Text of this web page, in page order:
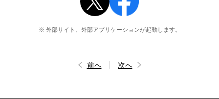
※ 外部サイト、外部アプリケーションが起動します。
前へ 次へ